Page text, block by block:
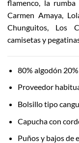
flamenco, la
Carmen Amaya,
Chunguitos, Los
camisetas y
80% algodón
Proveedor
Bolsillo tipo
Capucha con
Puños y bajos de